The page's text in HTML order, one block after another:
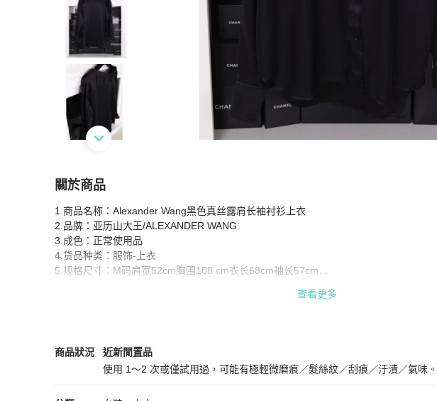
關於商品
關於Alexander Wang黑色真丝露肩长袖衬衫上衣商品詳情與購買須知
1.商品名称：Alexander Wang黑色真丝露肩长袖衬衫上衣
2.品牌：亚历山大王/ALEXANDER WANG
3.成色：正常使用品
4.货品种类：服饰-上衣
5.规格尺寸：M码肩宽52cm胸围108 cm衣长68cm袖长57cm
查看更多
商品狀況
Alexander Wang女裝商品狀態與細節
近新閒置品
使用 1～2 次或僅試用過，可能有極輕微磨痕／髮絲紋／刮痕／汙漬／氣味。
近新閒置品